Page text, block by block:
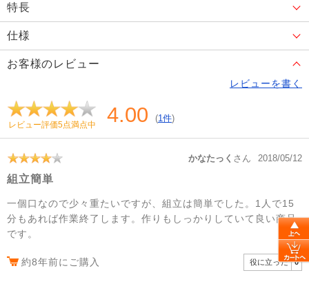
特長
仕様
お客様のレビュー
レビューを書く
レビュー評価5点満点中 4.00 (1件)
かなたっく さん 2018/05/12
組立簡単
一個口なので少々重たいですが、組立は簡単でした。1人で15
分もあれば作業終了します。作りもしっかりしていて良い商品
です。
約8年前にご購入 役に立った 0